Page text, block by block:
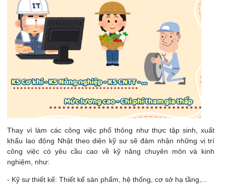
Thay vì làm các công việc phổ thông như thực tập sinh, xuất
khẩu lao động Nhật theo diện kỹ sư sẽ đảm nhận những vị trí
công việc có yêu cầu cao về kỹ năng chuyên môn và kinh
nghiệm, như:
- Kỹ sư thiết kế: Thiết kế sản phẩm, hệ thống, cơ sở hạ tầng,...